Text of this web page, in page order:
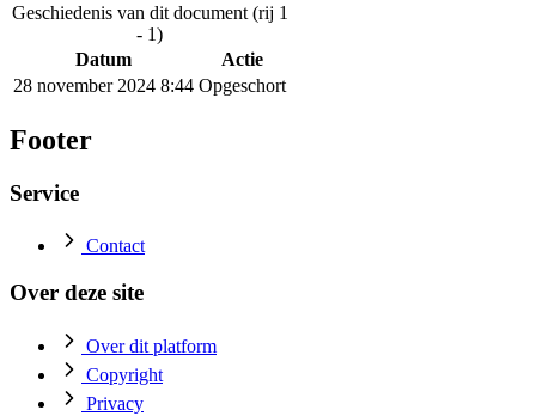
Geschiedenis van dit document (rij 1
- 1)
Datum
Actie
28 november 2024 8:44 Opgeschort
Footer
Service
Contact
Over deze site
Over dit platform
Copyright
Privacy